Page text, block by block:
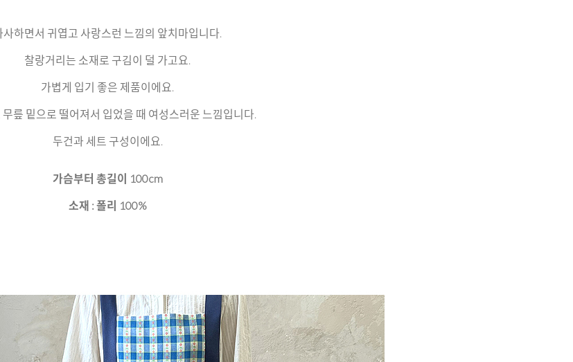
사하면서 귀엽고 사랑스런 느낌의 앞치마입니다.
찰랑거리는 소재로 구김이 덜 가고요.
가볍게 입기 좋은 제품이에요.
릎 밑으로 떨어져서 입었을 때 여성스러운 느낌입니다.
두건과 세트 구성이에요.
가슴부터 총길이 100cm
소재 : 폴리 100%